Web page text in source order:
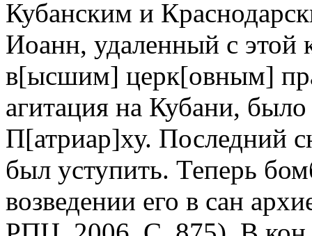
Кубанским и
Иоанн, удаленный с
в[ысшим] церк[овным]
агитация на Кубани,
П[атриар]ху. Последний
был уступить. Теперь
возведении его в сан